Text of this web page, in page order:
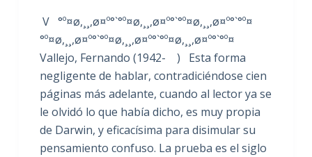
V °º¤ø,¸¸,ø¤º°`°º¤ø,¸¸,ø¤º°`°º¤ø,¸¸,ø¤º°`°º¤
°º¤ø,¸¸,ø¤º°`°º¤ø,¸¸,ø¤º°`°º¤ø,¸¸,ø¤º°`°º¤
Vallejo, Fernando (1942- ) Esta forma
negligente de hablar, contradiciéndose cien
páginas más adelante, cuando al lector ya se
le olvidó lo que había dicho, es muy propia
de Darwin, y eficacísima para disimular su
pensamiento confuso. La prueba es el siglo